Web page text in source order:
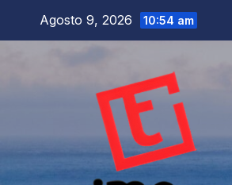
Agosto 9, 2026 10:54 am